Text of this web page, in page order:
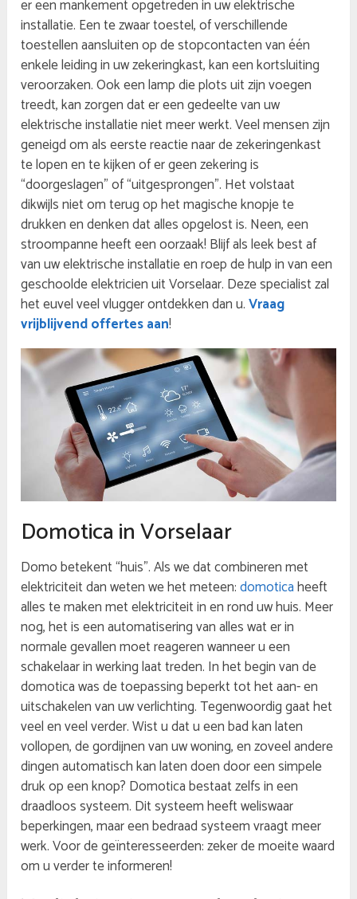
er een mankement opgetreden in uw elektrische
installatie. Een te zwaar toestel, of verschillende
toestellen aansluiten op de stopcontacten van één
enkele leiding in uw zekeringkast, kan een kortsluiting
veroorzaken. Ook een lamp die plots uit zijn voegen
treedt, kan zorgen dat er een gedeelte van uw
elektrische installatie niet meer werkt. Veel mensen zijn
geneigd om als eerste reactie naar de zekeringenkast
te lopen en te kijken of er geen zekering is
“doorgeslagen” of “uitgesprongen”. Het volstaat
dikwijls niet om terug op het magische knopje te
drukken en denken dat alles opgelost is. Neen, een
stroompanne heeft een oorzaak! Blijf als leek best af
van uw elektrische installatie en roep de hulp in van een
geschoolde elektricien uit Vorselaar. Deze specialist zal
het euvel veel vlugger ontdekken dan u.Vraag
vrijblijvend offertes aan!
Domotica in Vorselaar
Domo betekent “huis”. Als we dat combineren met
elektriciteit dan weten we het meteen:domoticaheeft
alles te maken met elektriciteit in en rond uw huis. Meer
nog, het is een automatisering van alles wat er in
normale gevallen moet reageren wanneer u een
schakelaar in werking laat treden. In het begin van de
domotica was de toepassing beperkt tot het aan- en
uitschakelen van uw verlichting. Tegenwoordig gaat het
veel en veel verder. Wist u dat u een bad kan laten
vollopen, de gordijnen van uw woning, en zoveel andere
dingen automatisch kan laten doen door een simpele
druk op een knop? Domotica bestaat zelfs in een
draadloos systeem. Dit systeem heeft weliswaar
beperkingen, maar een bedraad systeem vraagt meer
werk. Voor de geïnteresseerden: zeker de moeite waard
om u verder te informeren!